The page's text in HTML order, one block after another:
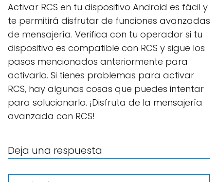
Activar RCS en tu dispositivo Android es fácil y
te permitirá disfrutar de funciones avanzadas
de mensajería. Verifica con tu operador si tu
dispositivo es compatible con RCS y sigue los
pasos mencionados anteriormente para
activarlo. Si tienes problemas para activar
RCS, hay algunas cosas que puedes intentar
para solucionarlo. ¡Disfruta de la mensajería
avanzada con RCS!
Deja una respuesta